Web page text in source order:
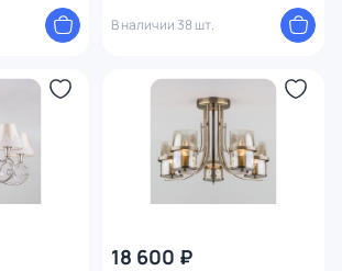
В наличии 38 шт.
18 600 ₽